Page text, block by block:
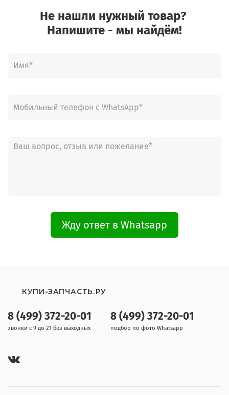
Не нашли нужный товар?
Напишите - мы найдём!
Жду ответ в Whatsapp
8 (499) 372-20-01
звонки с 9 до 21 без выходных
8 (499) 372-20-01
подбор по фото Whatsapp
КУПИ-ЗАПЧАСТЬ.РУ